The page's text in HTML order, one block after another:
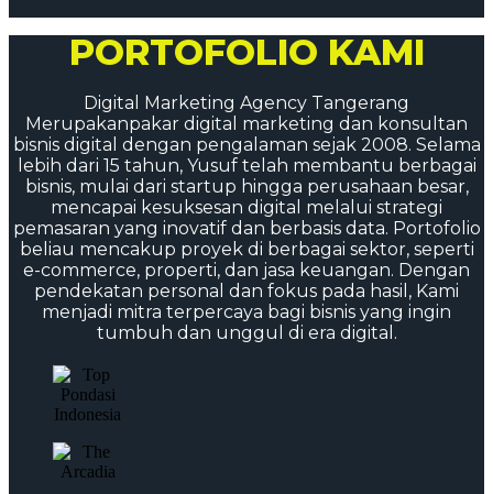
PORTOFOLIO KAMI
Digital Marketing Agency Tangerang
Merupakanpakar digital marketing dan konsultan
bisnis digital dengan pengalaman sejak 2008. Selama
lebih dari 15 tahun, Yusuf telah membantu berbagai
bisnis, mulai dari startup hingga perusahaan besar,
mencapai kesuksesan digital melalui strategi
pemasaran yang inovatif dan berbasis data. Portofolio
beliau mencakup proyek di berbagai sektor, seperti
e-commerce, properti, dan jasa keuangan. Dengan
pendekatan personal dan fokus pada hasil, Kami
menjadi mitra terpercaya bagi bisnis yang ingin
tumbuh dan unggul di era digital.